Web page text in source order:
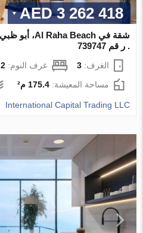
3 262 418 AED
. ر قم 739747
الغرف:3 غرف النوم:2
مساحة المعيشة:175.4 م²
International Capital Trading LLC